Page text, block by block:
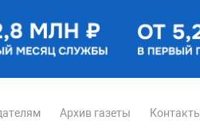
Архив газеты